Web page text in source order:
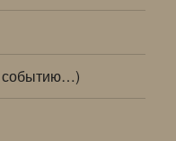
событию…)